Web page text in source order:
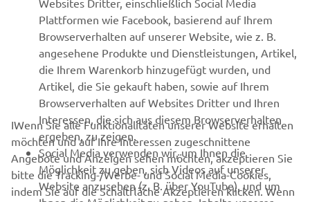
SUPPORT
NEWSLETTER
Erfahre als Erster von den neuesten Angeboten,
Sonderveranstaltungen, Neuerscheinungen und vielem mehr.
ABONNIEREN
Websites Dritter, einschließlich Social Media
Plattformen wie Facebook, basierend auf Ihrem
Browserverhalten auf unserer Website, wie z. B.
angesehene Produkte und Dienstleistungen, Artikel,
die Ihrem Warenkorb hinzugefügt wurden, und
Artikel, die Sie gekauft haben, sowie auf Ihrem
Browserverhalten auf Websites Dritter und Ihren
Interessen, die sich aus diesem Browserverhalten
ergeben, zu zeigen.
Social Media verwenden wir, um Ihnen die
Möglichkeit zu geben, sich Videos auf unserer
Website anzusehen (z. B. über YouTube), und um
IWenn Sie alle Funktionalitäten unserer Website erhalten
möchten und auf Ihre Interessen zugeschnittene
Angebote und Anzeigen sehen möchten, akzeptieren Sie
bitte die Tracking-/Werbe- und Social Media-Cookies,
indem Sie auf die Schaltfläche Akzeptieren klicken. Wenn